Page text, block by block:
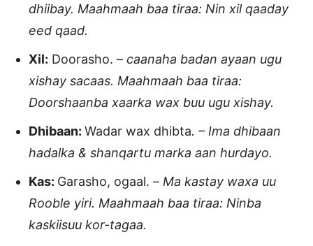
dhiibay. Maahmaah baa tiraa: Nin xil qaaday
eed qaad.
Xil: Doorasho. – caanaha badan ayaan ugu
xishay sacaas. Maahmaah baa tiraa:
Doorshaanba xaarka wax buu ugu xishay.
Dhibaan: Wadar wax dhibta. – Ima dhibaan
hadalka & shanqartu marka aan hurdayo.
Kas: Garasho, ogaal. – Ma kastay waxa uu
Rooble yiri. Maahmaah baa tiraa: Ninba
kaskiisuu kor-tagaa.